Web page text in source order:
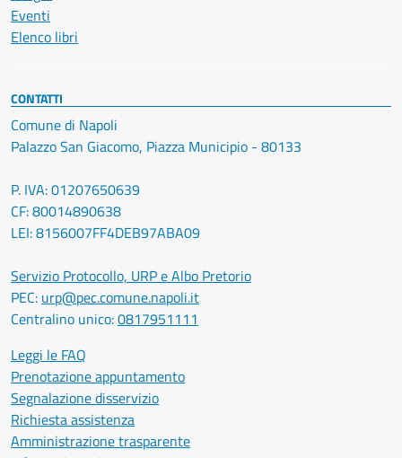
Eventi
Elenco libri
CONTATTI
Comune di Napoli
Palazzo San Giacomo, Piazza Municipio - 80133
P. IVA: 01207650639
CF: 80014890638
LEI: 8156007FF4DEB97ABA09
Servizio Protocollo, URP e Albo Pretorio
PEC: urp@pec.comune.napoli.it
Centralino unico:0817951111
Leggi le FAQ
Prenotazione appuntamento
Segnalazione disservizio
Richiesta assistenza
Amministrazione trasparente